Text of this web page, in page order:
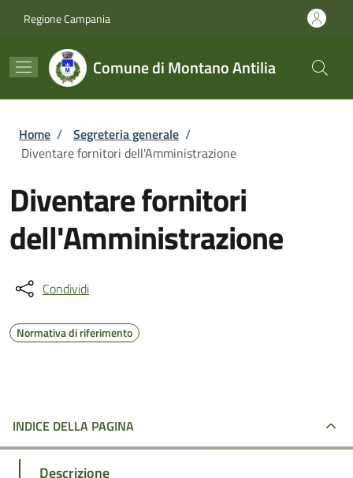
Regione Campania
Comune di Montano Antilia
Briciole di pane
Home / Segreteria generale /
Diventare fornitori dell'Amministrazione
Diventare fornitori
dell'Amministrazione
Condividi
Normativa di riferimento
INDICE DELLA PAGINA
Descrizione